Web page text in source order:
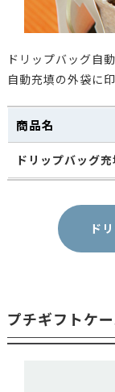
ドリップバッグ自
自動充填の外袋に
商品名
ドリップバッグ
ド
プチギフトケ